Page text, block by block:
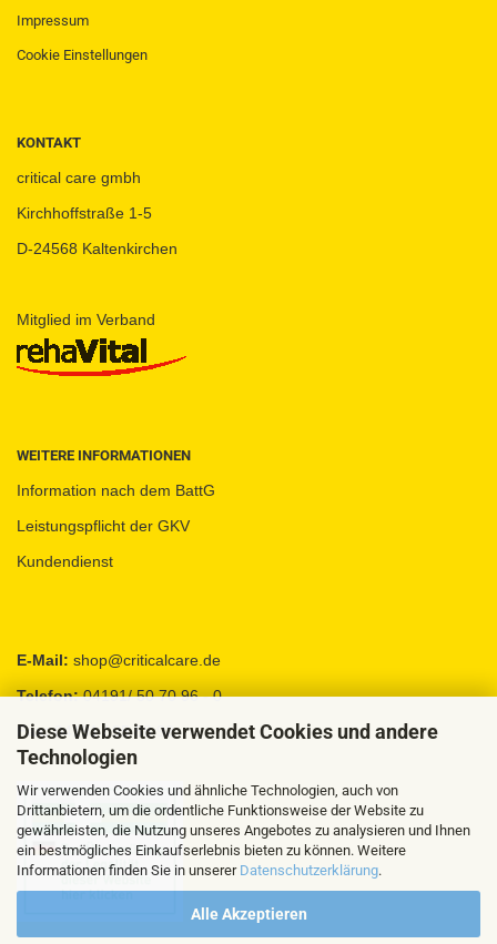
Diese Webseite verwendet Cookies und andere
Technologien
Wir verwenden Cookies und ähnliche Technologien, auch von
Drittanbietern, um die ordentliche Funktionsweise der Website zu
gewährleisten, die Nutzung unseres Angebotes zu analysieren und Ihnen
ein bestmögliches Einkaufserlebnis bieten zu können. Weitere
Informationen finden Sie in unserer Datenschutzerklärung.
Alle Akzeptieren
Impressum
Cookie Einstellungen
KONTAKT
critical care gmbh
Kirchhoffstraße 1-5
D-24568 Kaltenkirchen
Mitglied im Verband
WEITERE INFORMATIONEN
Information nach dem BattG
Leistungspflicht der GKV
Kundendienst
E-Mail: shop@criticalcare.de
Telefon:04191/ 50 70 96 - 0
Fax:04191 / 95 88 92